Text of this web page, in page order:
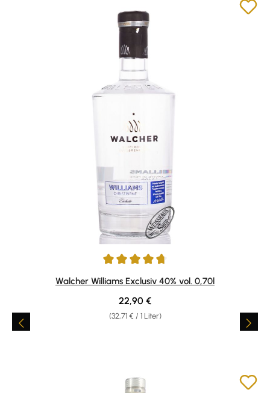
Durchschnittliche Bewertung von 4.86 von 5 Sternen
Walcher Williams Exclusiv 40% vol. 0,70l
(32,71 € / 1 Liter)
Regulärer Preis:
22,90 €